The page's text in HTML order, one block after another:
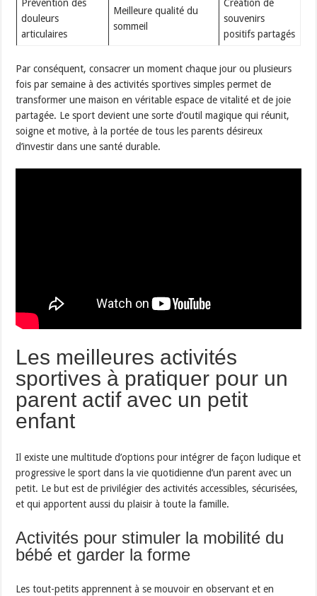
Prévention des
douleurs
articulaires
Meilleure qualité du
sommeil
Création de
souvenirs
positifs partagés
Par conséquent, consacrer un moment chaque jour ou plusieurs
fois par semaine à des activités sportives simples permet de
transformer une maison en véritable espace de vitalité et de joie
partagée. Le sport devient une sorte d’outil magique qui réunit,
soigne et motive, à la portée de tous les parents désireux
d’investir dans une santé durable.
Les meilleures activités
sportives à pratiquer pour un
parent actif avec un petit
enfant
Il existe une multitude d’options pour intégrer de façon ludique et
progressive le sport dans la vie quotidienne d’un parent avec un
petit. Le but est de privilégier des activités accessibles, sécurisées,
et qui apportent aussi du plaisir à toute la famille.
Activités pour stimuler la mobilité du
bébé et garder la forme
Les tout-petits apprennent à se mouvoir en observant et en